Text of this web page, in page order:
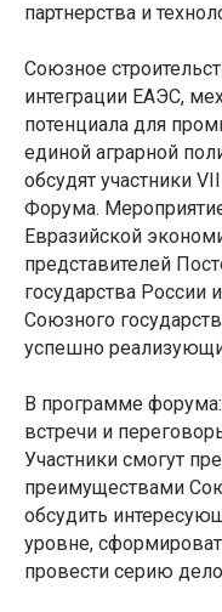
партнерства и
Союзное
интеграции ЕАЭС,
потенциала для
единой аграрной
обсудят участники
Форума.
Евразийской
представителей
государства России
Союзного
успешно
В программе
встречи и
Участники смогут
преимуществами
обсудить
уровне,
провести серию